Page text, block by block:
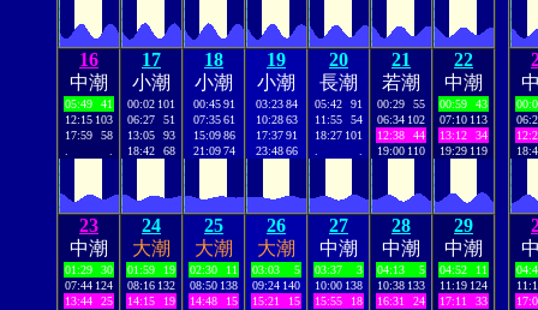
16
中潮
05:49
41
12:15 103
17:59
58
17
小潮
00:02 101
06:27
51
13:05
93
18:42
68
18
小潮
00:45 91
07:35 61
15:09 86
21:09 74
19
小潮
03:23 84
10:28 63
17:37 91
23:48 66
20
長潮
05:42
91
11:55
54
18:27 101
21
若潮
00:29
55
06:34 102
12:38
44
19:00 110
22
中潮
00:59
43
07:10 113
13:12
34
19:29 119
23
中潮
01:29
30
07:44 124
13:44
25
24
大潮
01:59
19
08:16 132
14:15
19
25
大潮
02:30
11
08:50 138
14:48
15
26
大潮
03:03
5
09:24 140
15:21
15
27
中潮
03:37
3
10:00 138
15:55
18
28
中潮
04:13
5
10:38 133
16:31
24
29
中潮
04:52
11
11:19 124
17:11
33